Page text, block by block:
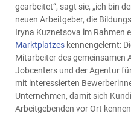
gearbeitet“, sagt sie, „ich bin
neuen Arbeitgeber, die
Iryna Kuznetsova im Rahmen
Marktplatzeskennengelernt:
Mitarbeiter des gemeinsamen
Jobcenters und der Agentur
mit interessierten
Unternehmen, damit sich
Arbeitgebenden vor Ort